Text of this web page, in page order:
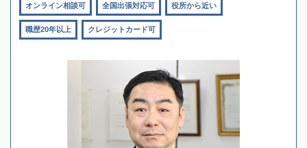
オンライン相談可 全国出張対応可 役所から近い
職歴20年以上 クレジットカード可